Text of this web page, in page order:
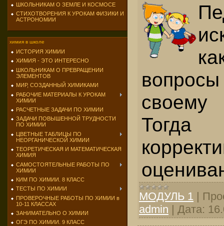
ШКОЛЬНИКАМ О ЗЕМЛЕ И КОСМОСЕ
СТИХОТВОРЕНИЯ К УРОКАМ ФИЗИКИ И
АСТРОНОМИИ
химия в школе
ИСТОРИЯ ХИМИИ
ХИМИЯ - ЭТО ИНТЕРЕСНО
ШКОЛЬНИКАМ О ПРЕВРАЩЕНИИ
ЭЛЕМЕНТОВ
МИР, СОЗДАННЫЙ ХИМИКАМИ
РАБОЧИЕ МАТЕРИАЛЫ К УРОКАМ
ХИМИИ
РАСЧЕТНЫЕ ЗАДАЧИ ПО ХИМИИ
ЗАДАЧИ ПОВЫШЕННОЙ ТРУДНОСТИ
ПО ХИМИИ
ЦВЕТНЫЕ ТАБЛИЦЫ ПО
НЕОРГАНИЧЕСКОЙ ХИМИИ
ТЕОРЕТИЧЕСКАЯ И МАТЕМАТИЧЕСКАЯ
ХИМИЯ
САМОСТОЯТЕЛЬНЫЕ РАБОТЫ ПО
ХИМИИ
КИМ ПО ХИМИИ. 8 КЛАСС
ТЕСТЫ ПО ХИМИИ
ПРОВЕРОЧНЫЕ РАБОТЫ ПО ХИМИИ в
10-11 КЛАССАХ
ЗАНИМАТЕЛЬНО О ХИМИИ
ОГЭ ПО ХИМИИ. 9 КЛАСС
своему
Тогда
МОДУЛЬ 1 |
admin | Дата: